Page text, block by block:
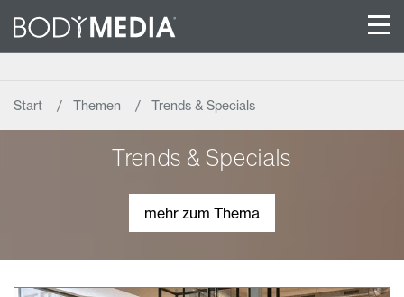
Start Themen Trends & Specials
Trends & Specials
mehr zum Thema